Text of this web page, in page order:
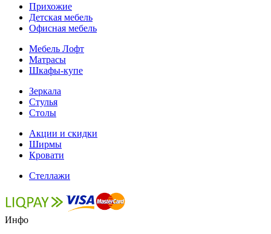
Прихожие
Детская мебель
Офисная мебель
Мебель Лофт
Матрасы
Шкафы-купе
Зеркала
Стулья
Столы
Акции и скидки
Ширмы
Кровати
Стеллажи
Инфо